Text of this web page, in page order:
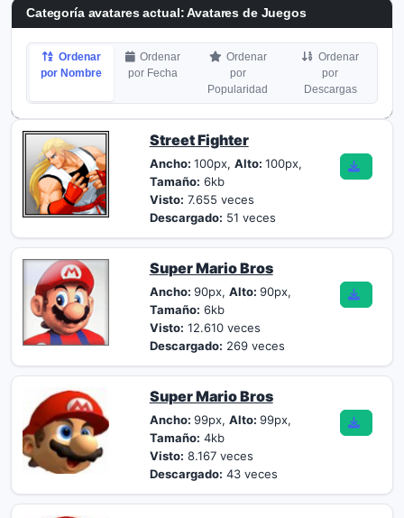
Categoría avatares actual: Avatares de Juegos
Ordenar
por Nombre
Ordenar
por Fecha
Ordenar
por
Popularidad
Ordenar
por
Descargas
Street Fighter
Ancho: 100px, Alto: 100px,
Tamaño: 6kb
Visto: 7.655 veces
Descargado: 51 veces
Super Mario Bros
Ancho: 90px, Alto: 90px,
Tamaño: 6kb
Visto: 12.610 veces
Descargado: 269 veces
Super Mario Bros
Ancho: 99px, Alto: 99px,
Tamaño: 4kb
Visto: 8.167 veces
Descargado: 43 veces